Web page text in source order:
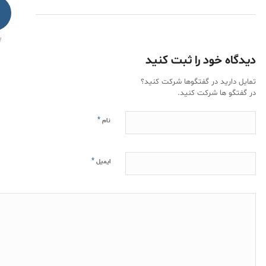
دیدگاه خود را ثبت کنید
تمایل دارید در گفتگوها شرکت کنید؟
در گفتگو ها شرکت کنید.
نام *
ایمیل *